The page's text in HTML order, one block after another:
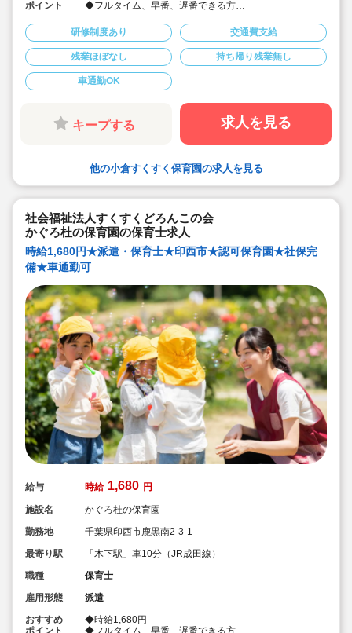
ポイント
◆フルタイム、早番、遅番できる方
◆社会保険完備！
◆皆勤手当あり♪
◆派遣でのお仕事
◆車通勤可
研修制度あり 交通費支給
残業ほぼなし 持ち帰り残業無し
車通勤OK
キープする 求人を見る
他の小倉すくすく保育園の求人を見る
社会福祉法人すくすくどろんこの会
かぐろ杜の保育園の保育士求人
時給1,680円★派遣・保育士★印西市★認可保育園★社保完
備★車通勤可
給与 時給 1,680 円
施設名
かぐろ杜の保育園
勤務地
千葉県印西市鹿黒南2-3-1
最寄り駅
「木下駅」車10分（JR成田線）
職種
保育士
雇用形態
派遣
おすすめ
ポイント
◆時給1,680円
◆フルタイム、早番、遅番できる方